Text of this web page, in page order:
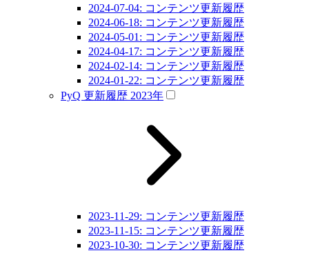
2024-07-04: コンテンツ更新履歴
2024-06-18: コンテンツ更新履歴
2024-05-01: コンテンツ更新履歴
2024-04-17: コンテンツ更新履歴
2024-02-14: コンテンツ更新履歴
2024-01-22: コンテンツ更新履歴
PyQ 更新履歴 2023年
2023-11-29: コンテンツ更新履歴
2023-11-15: コンテンツ更新履歴
2023-10-30: コンテンツ更新履歴